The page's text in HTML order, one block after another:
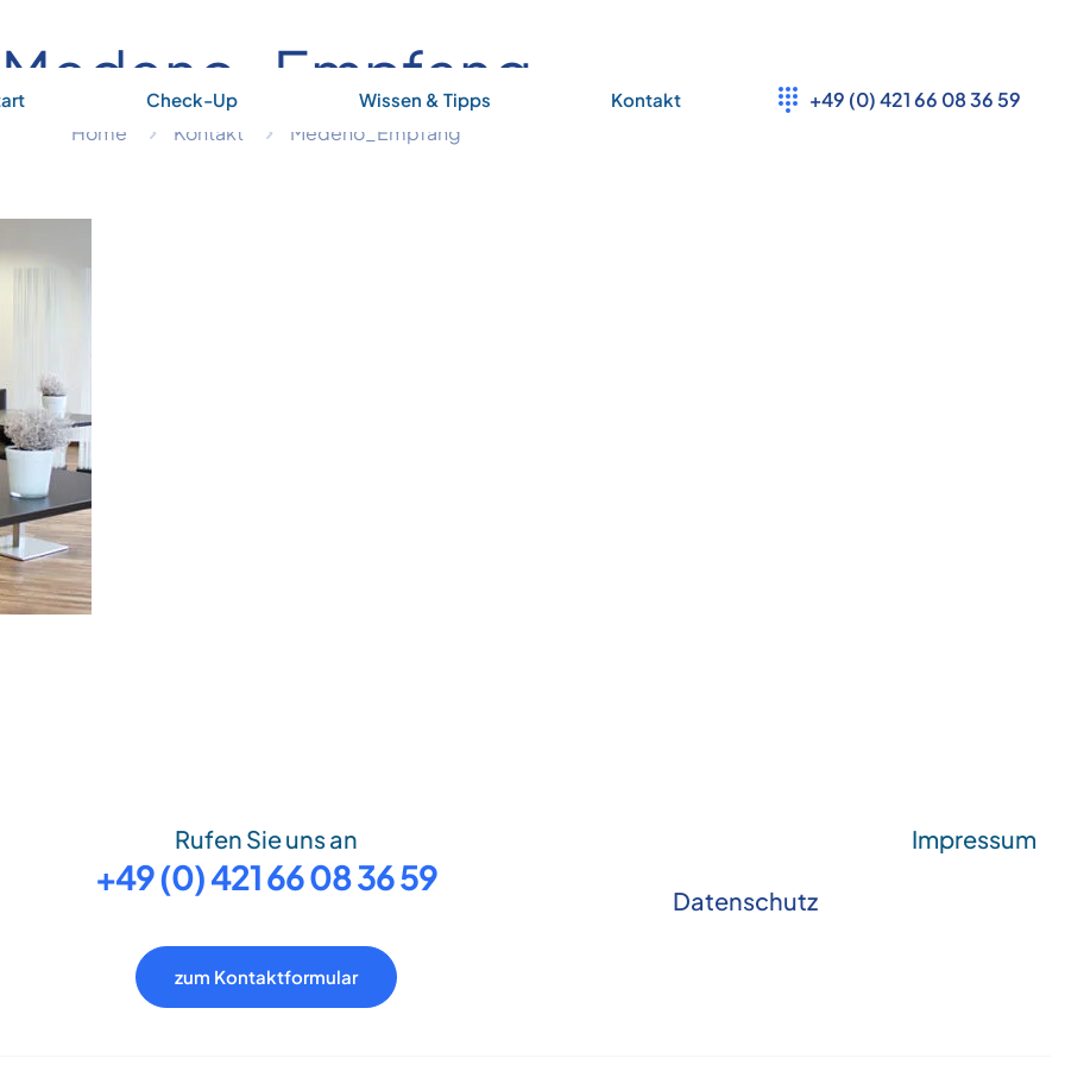
Check-Up Wissen & Tipps Kontakt +49 (0) 421 66 08 36 59
Medeno_Empfang
Home Kontakt Medeno_Empfang
Rufen Sie uns an
+49 (0) 421 66 08 36 59
zum Kontaktformular
Impressum
Datenschutz